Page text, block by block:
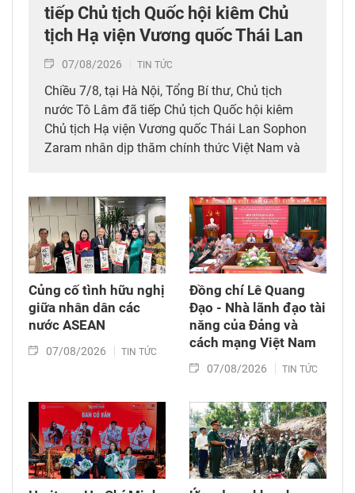
tiếp Chủ tịch Quốc hội kiêm Chủ
tịch Hạ viện Vương quốc Thái Lan
07/08/2026 TIN TỨC
Chiều 7/8, tại Hà Nội, Tổng Bí thư, Chủ tịch
nước Tô Lâm đã tiếp Chủ tịch Quốc hội kiêm
Chủ tịch Hạ viện Vương quốc Thái Lan Sophon
Zaram nhân dịp thăm chính thức Việt Nam và
(6/8/1976 – 6/8/2026).
Củng cố tình hữu nghị
giữa nhân dân các
nước ASEAN
07/08/2026 TIN TỨC
Đồng chí Lê Quang
Đạo - Nhà lãnh đạo tài
năng của Đảng và
cách mạng Việt Nam​
07/08/2026 TIN TỨC